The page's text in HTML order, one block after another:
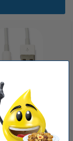
iPhone Lightning
wit (2 meter)
Incl. 21% btw